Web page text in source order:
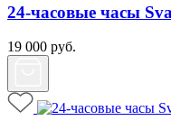
24-часовые часы
19 000 руб.